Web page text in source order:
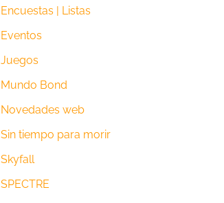
Encuestas | Listas
Eventos
Juegos
Mundo Bond
Novedades web
Sin tiempo para morir
Skyfall
SPECTRE